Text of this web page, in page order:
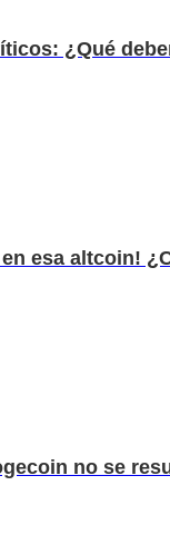
¿Qué
esa altcoin!
no se